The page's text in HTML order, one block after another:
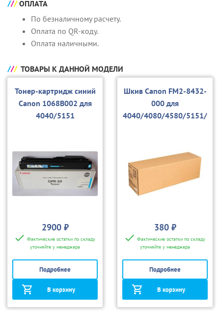
ОПЛАТА
По безналичному расчету.
Оплата по QR-коду.
Оплата наличными.
ТОВАРЫ К ДАННОЙ МОДЕЛИ
Тонер-картридж синий
Canon 1068B002 для
4040/5151
2900 ₽
Фактические остатки по складу
уточняйте у менеджера
Подробнее
В корзину
Шкив Canon FM2-8432-
000 для
4040/4080/4580/5151/
380 ₽
Фактические остатки по складу
уточняйте у менеджера
Подробнее
В корзину